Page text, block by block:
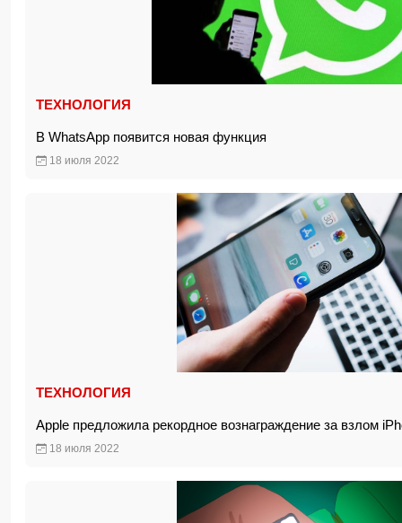
ТЕХНОЛОГИЯ
В WhatsApp появится новая функция
18 июля 2022
ТЕХНОЛОГИЯ
Apple предложила рекордное вознаграждение за взлом
18 июля 2022